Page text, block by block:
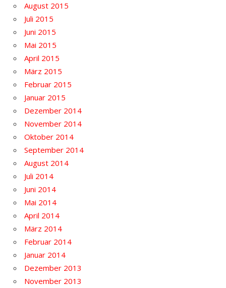
August 2015
Juli 2015
Juni 2015
Mai 2015
April 2015
März 2015
Februar 2015
Januar 2015
Dezember 2014
November 2014
Oktober 2014
September 2014
August 2014
Juli 2014
Juni 2014
Mai 2014
April 2014
März 2014
Februar 2014
Januar 2014
Dezember 2013
November 2013